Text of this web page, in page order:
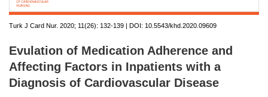
Turk J Card Nur. 2020; 11(26): 132-139 | DOI: 10.5543/khd.2020.09609
Evulation of Medication Adherence and
Affecting Factors in Inpatients with a
Diagnosis of Cardiovascular Disease